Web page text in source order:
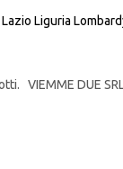
Lazio Liguria
VIEMME DUE